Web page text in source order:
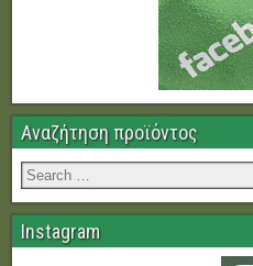
Αναζήτηση προϊόντος
Instagram